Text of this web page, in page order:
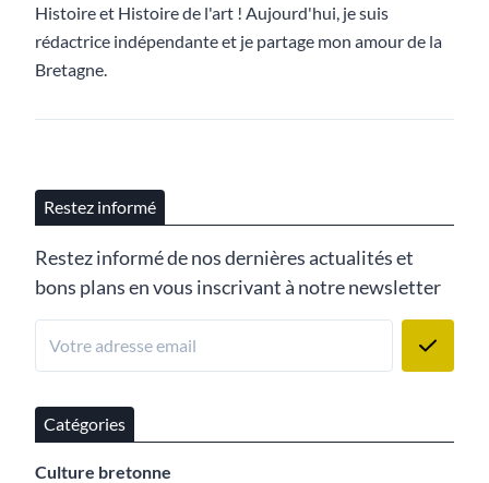
Histoire et Histoire de l'art ! Aujourd'hui, je suis
rédactrice indépendante et je partage mon amour de la
Bretagne.
Restez informé
Restez informé de nos dernières actualités et
bons plans en vous inscrivant à notre newsletter
Catégories
Culture bretonne